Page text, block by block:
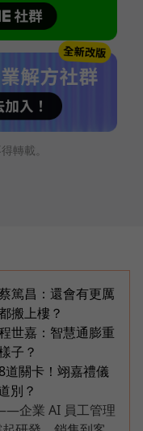
轉載。
篤昌：還會有更厲
搬上樓？
世嘉：智慧通膨重
子？
道關卡！翊嘉禮儀
別？
企業 AI 員工管理